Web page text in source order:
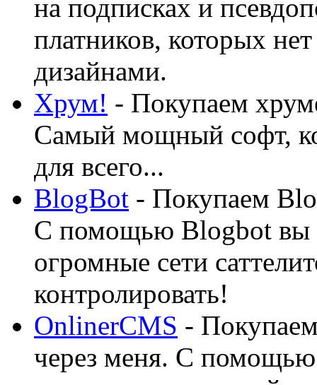
на подписках и
платников, которых
дизайнами.
Хрум! - Покупаем
Самый мощный софт,
для всего...
BlogBot - Покупаем
С помощью Blogbot вы
огромные сети
контролировать!
OnlinerCMS -
через меня. С помощью